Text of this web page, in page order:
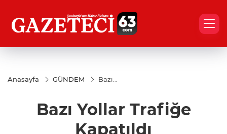
Anasayfa GÜNDEM
Bazı
Kapatıldı
Bazı Yollar Trafiğe
Kapatıldı